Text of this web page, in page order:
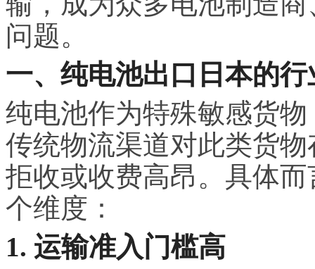
问题。
一、纯电池出口日本的
纯电池作为特殊敏感货
传统物流渠道对此类货
拒收或收费高昂。具体
个维度：
1. 运输准入门槛高